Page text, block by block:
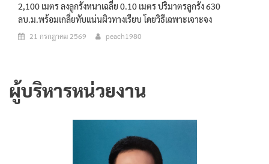
2,100 เมตร ลงลูกรังหนาเฉลี่ย 0.10 เมตร ปริมาตรลูกรัง 630
ลบ.ม.พร้อมเกลี่ยทับแน่นผิวทางเรียบ โดยวิธีเฉพาะเจาะจง
21 กรกฎาคม 2569 peach1980
ผู้บริหารหน่วยงาน